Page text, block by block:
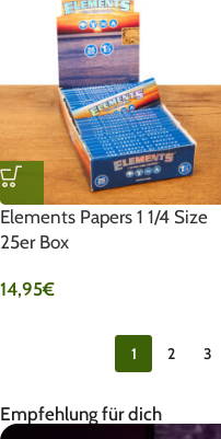
Elements Papers 1 1/4 Size
25er Box
14,95€
1 2 3
Empfehlung für dich